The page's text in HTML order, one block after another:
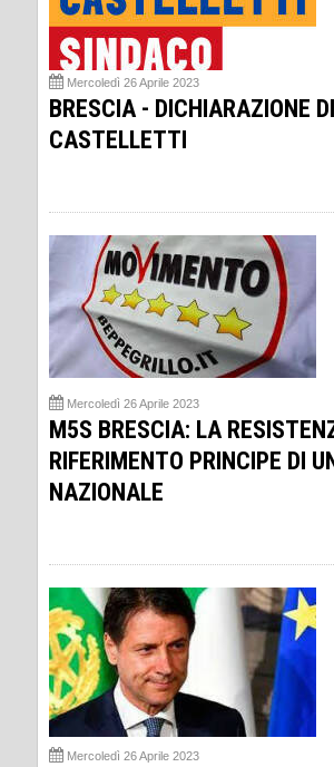
Mercoledì 26 Aprile 2023
BRESCIA - DICHIARAZIONE
CASTELLETTI
Mercoledì 26 Aprile 2023
M5S BRESCIA: LA
RIFERIMENTO PRINCIPE DI
NAZIONALE
Mercoledì 26 Aprile 2023